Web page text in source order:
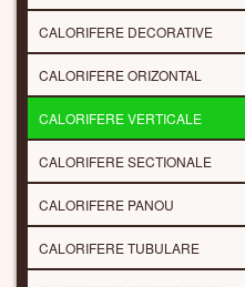
CALORIFERE DECORATIVE
CALORIFERE ORIZONTAL
CALORIFERE VERTICALE
CALORIFERE SECTIONALE
CALORIFERE PANOU
CALORIFERE TUBULARE